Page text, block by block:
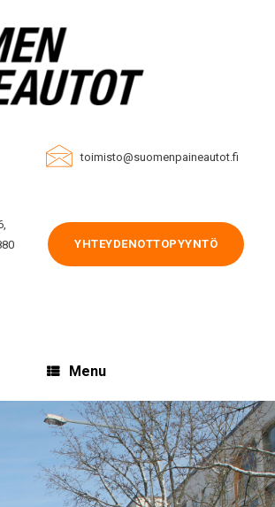
toimisto@suomenpaineautot.fi
YHTEYDENOTTOPYYNTÖ
Menu